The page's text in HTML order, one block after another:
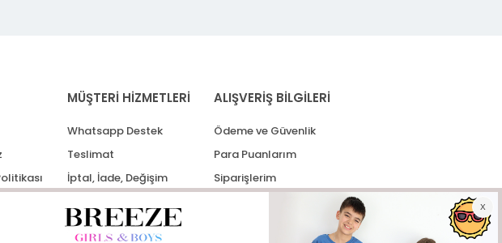
MÜŞTERİ HİZMETLERİ
Whatsapp Destek
Teslimat
İptal, İade, Değişim
ALIŞVERİŞ BİLGİLERİ
Ödeme ve Güvenlik
Para Puanlarım
Siparişlerim